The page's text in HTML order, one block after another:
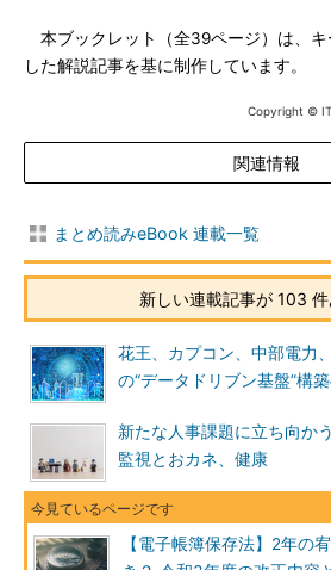
本ブックレット（全39ページ）は、
した解説記事を基に制作しています。
Copyright ©
関連情報
まとめ読みeBook 連載一覧
新しい連載記事が 103
花王、カプコン、中部電
の“データドリブン基盤”構
新たな人事課題に立ち向
監視とおカネ、健康
【電子帳簿保存法】2年の